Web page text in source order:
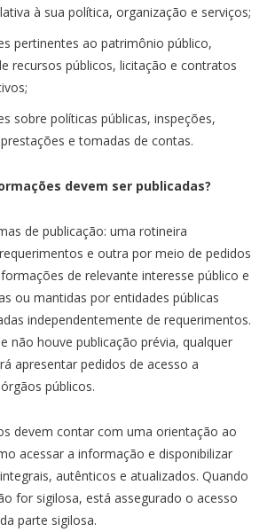
à sua política, organização e serviços;
pertinentes ao patrimônio público,
recursos públicos, licitação e contratos
sobre políticas públicas, inspeções,
e tomadas de contas.
devem ser publicadas?
de publicação: uma rotineira
e outra por meio de pedidos
de relevante interesse público e
ou mantidas por entidades públicas
independentemente de requerimentos.
não houve publicação prévia, qualquer
apresentar pedidos de acesso a
públicos.
devem contar com uma orientação ao
acessar a informação e disponibilizar
autênticos e atualizados. Quando
for sigilosa, está assegurado o acesso
parte sigilosa.